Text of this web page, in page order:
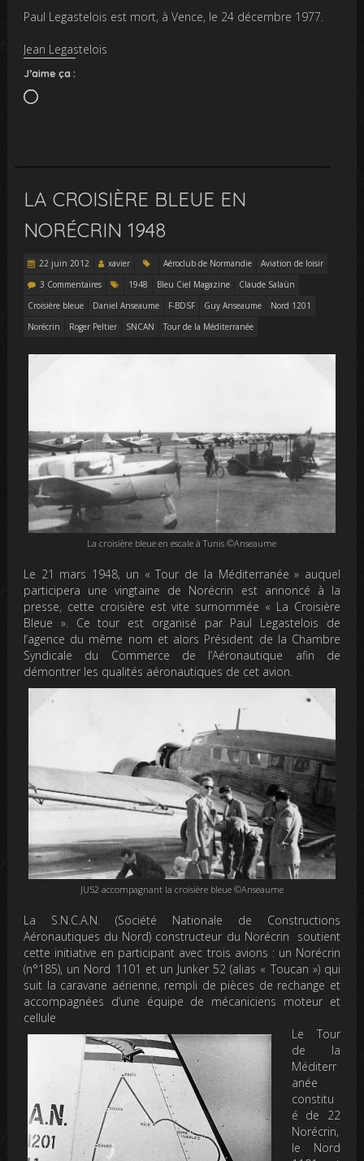
Paul Legastelois est mort, à Vence, le 24 décembre 1977.
Jean Legastelois
J’aime ça :
Chargement…
LA CROISIÈRE BLEUE EN
NORÉCRIN 1948
22 juin 2012 xavier Aéroclub de Normandie
Aviation de loisir
3 Commentaires
1948 Bleu Ciel Magazine
Claude Salaün
Croisière bleue
Daniel Anseaume F-BDSF Guy Anseaume
Nord 1201
Norécrin
Roger Peltier SNCAN Tour de la Méditerranée
La croisière bleue en escale à Tunis ©Anseaume
Le 21 mars 1948, un « Tour de la Méditerranée » auquel
participera une vingtaine de Norécrin est annoncé à la
presse, cette croisière est vite surnommée « La Croisière
Bleue ». Ce tour est organisé par Paul Legastelois de
l’agence du même nom et alors Président de la Chambre
Syndicale du Commerce de l’Aéronautique afin de
démontrer les qualités aéronautiques de cet avion.
JU52 accompagnant la croisière bleue ©Anseaume
La S.N.C.A.N. (Société Nationale de Constructions
Aéronautiques du Nord) constructeur du Norécrin soutient
cette initiative en participant avec trois avions : un Norécrin
(n°185), un Nord 1101 et un Junker 52 (alias « Toucan ») qui
suit la caravane aérienne, rempli de pièces de rechange et
accompagnées d’une équipe de mécaniciens moteur et
cellule
Le Tour
de la
Méditerr
anée
constitu
é de 22
Norécrin,
le Nord